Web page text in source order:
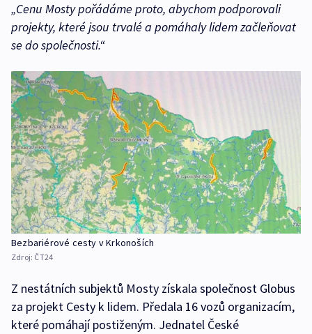
„Cenu Mosty pořádáme proto, abychom podporovali
projekty, které jsou trvalé a pomáhaly lidem začleňovat
se do společnosti.“
Bezbariérové cesty v Krkonoších
Zdroj: ČT24
Z nestátních subjektů Mosty získala společnost Globus
za projekt Cesty k lidem. Předala 16 vozů organizacím,
které pomáhají postiženým. Jednatel České